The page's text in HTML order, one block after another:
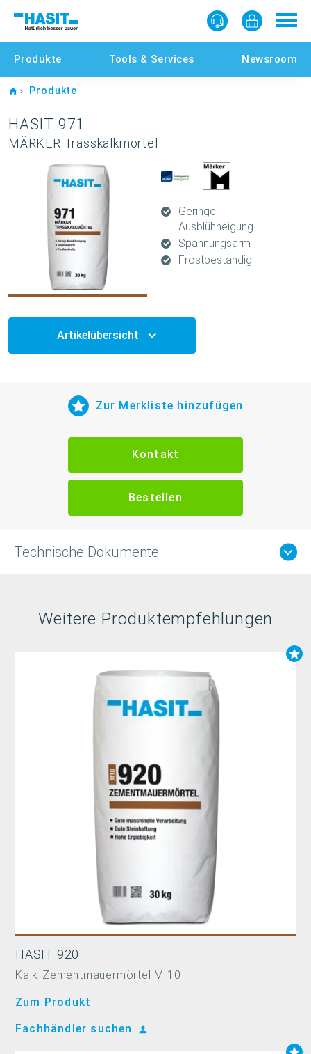
Produkte Tools & Services Newsroom
Home
Produkte
HASIT 971
MÄRKER Trasskalkmörtel
Geringe
Ausblühneigung
Spannungsarm
Frostbeständig
Artikelübersicht
Zur Merkliste hinzufügen
Kontakt
Bestellen
Technische Dokumente
Weitere Produktempfehlungen
HASIT 920
Kalk-Zementmauermörtel M 10
Zum Produkt
Fachhändler suchen